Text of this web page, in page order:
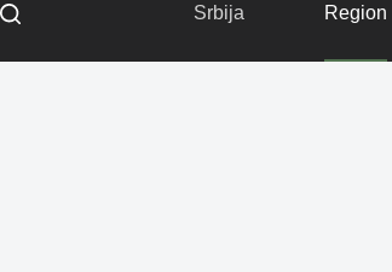
Srbija Region